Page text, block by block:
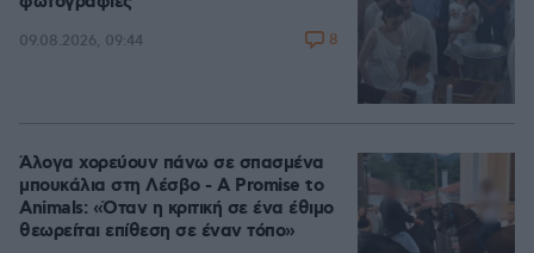
09.08.2026, 09:44 8
Άλογα χορεύουν πάνω σε σπασμένα
μπουκάλια στη Λέσβο - A Promise to
Animals: «Όταν η κριτική σε ένα έθιμο
θεωρείται επίθεση σε έναν τόπο»